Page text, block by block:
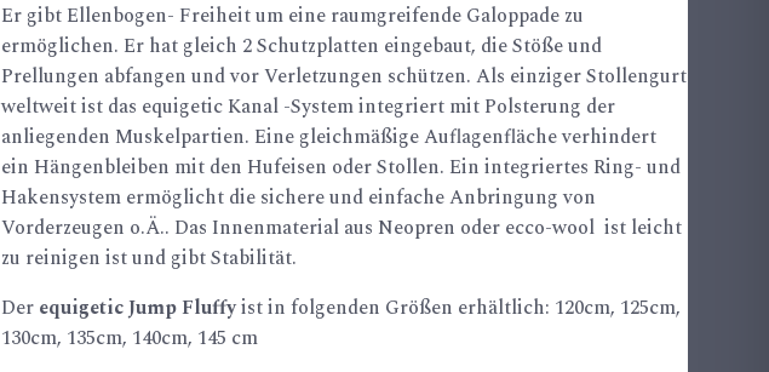
Er gibt Ellenbogen- Freiheit um eine raumgreifende Galoppade zu
ermöglichen. Er hat gleich 2 Schutzplatten eingebaut, die Stöße und
Prellungen abfangen und vor Verletzungen schützen.Als einziger Stollengurt
weltweit ist das equigetic Kanal -System integriert mit Polsterung der
anliegenden Muskelpartien. Eine gleichmäßige Auflagenfläche verhindert
ein Hängenbleiben mit den Hufeisen oder Stollen. Ein integriertes Ring- und
Hakensystem ermöglicht die sichere und einfache Anbringung von
Vorderzeugen o.Ä.. Das Innenmaterial aus Neopren oder ecco-wool ist leicht
zu reinigen ist und gibt Stabilität.
Der equigetic Jump Fluffyist in folgenden Größen erhältlich: 120cm, 125cm,
130cm, 135cm, 140cm, 145 cm